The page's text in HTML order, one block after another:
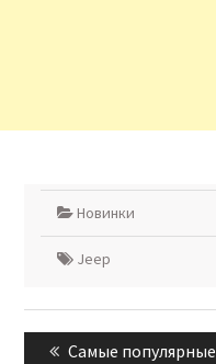
Новинки
Jeep
Навигация
Previous
Самые популярные